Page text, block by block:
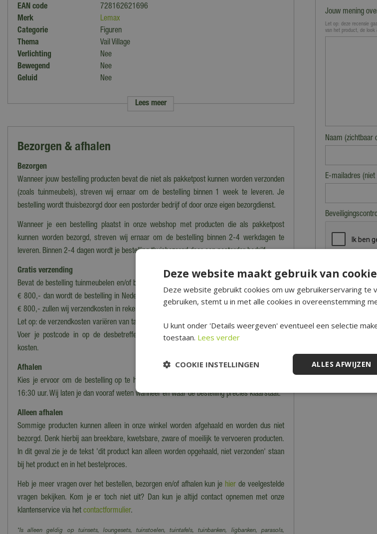
EAN code
728162621696
Merk
Lemax
Categorie
Figuren
Thema
Vail Village
Verlichting
Nee
Bewegend
Nee
Geluid
Nee
Lees meer
Bezorgen & afhalen
Bezorgen
Wanneer jouw bestelling producten bevat die niet als pakketpost kunnen worden verzonden
(zoals tuinmeubels), streven wij ernaar om de bestelling binnen 1 week te leveren. Je
bestelling wordt thuisbezorgd door een postorder bedrijf of door onze eigen bezorgdienst.
Wanneer je een bestelling plaatst in onze webshop met producten die als pakketpost
kunnen worden bezorgd, streven wij ernaar om de bestelling binnen 2-4 werkdagen te
leveren. Binnen 2-4 dagen wordt je bestelling thuisbezorgd door een postorder bedrijf.
Gratis verzending
Bevat de bestelling tuinmeubelen en/of barbecues én heeft het een bestelwaarde boven de
€ 800,- dan wordt de bestelling in Nederland
. Voor bestellingen onder de
€ 800,- zullen wij verzendkosten in rekening brengen.
Let op: de verzendkosten variëren van tarief i.v.m. grootte en het gewicht van de bestelling.
Voer je postcode in op de desbetreffende productpagina voor een berekening van de
kosten.
Afhalen
Kies je ervoor om de bestelling op te halen in ons magazijn/onze winkel dan kan dat tot
16:30 uur. Wij laten je dan vooraf weten wanneer en waar de bestelling precies klaarstaat.
Alleen afhalen
Sommige producten kunnen alleen in onze winkel worden afgehaald en worden dus niet
bezorgd. Denk hierbij aan breekbare, kwetsbare, zware of moeilijk te vervoeren producten.
In dit geval zie je de tekst 'dit product kan alleen worden opgehaald, niet verzonden' staan
bij het product en in het bestelproces.
Heb je meer vragen over het bestellen, bezorgen en/of afhalen kun je hier de veelgestelde
vragen bekijken. Kom je er toch niet uit? Dan kun je altijd contact opnemen met onze
klantenservice via het contactformulier.
*Is alleen geldig op tuinsets, loungesets, tuinstoelen, tuintafels, tuinbanken, ligbanken, parasols,
Jouw mening
Let op: deze recensie
van het product, de look
Naam (zichtbaar
E-mailadres (niet
Deze website maakt gebruik van
Deze website gebruikt cookies om uw gebruikerservaring
gebruiken, stemt u in met alle cookies in overeenstemming
U kunt onder 'Details weergeven' eventueel een selectie
toestaan. Lees verder
ALLES AFWIJZEN
COOKIE INSTELLINGEN